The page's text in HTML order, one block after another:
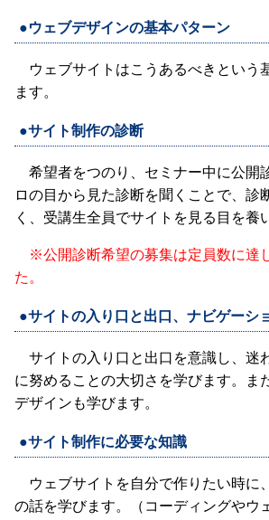
●ウェブデザインの基本パターン
ウェブサイトはこうあるべきという
ます。
●サイト制作の診断
希望者をつのり、セミナー中に公開
ロの目から見た診断を聞くことで、診
く、受講生全員でサイトを見る目を養
※公開診断希望の募集は定員数に達
た。
●サイトの入り口と出口、ナビゲーシ
サイトの入り口と出口を意識し、迷
に努めることの大切さを学びます。ま
デザインも学びます。
●サイト制作に必要な知識
ウェブサイトを自分で作りたい時に
の話を学びます。（コーディングやウ